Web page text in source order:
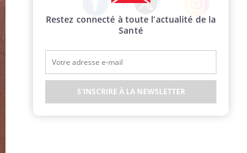
Facebook Twitter Instagram
Restez connecté à toute l’actualité de la
Santé
S'INSCRIRE À LA NEWSLETTER